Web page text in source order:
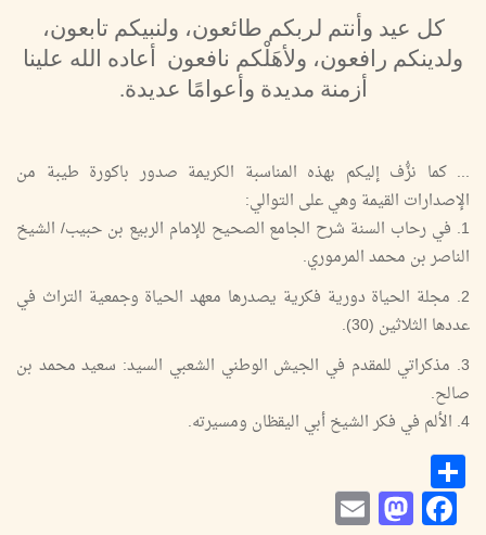
كل عيد وأنتم لربكم طائعون، ولنبيكم تابعون،
ولدينكم رافعون، ولأهَلْكم نافعون أعاده الله علينا
أزمنة مديدة وأعوامًا عديدة.
... كما نزُّف إليكم بهذه المناسبة الكريمة صدور باكورة طيبة من
الإصدارات القيمة وهي على التوالي:
1. في رحاب السنة شرح الجامع الصحيح للإمام الربيع بن حبيب/ الشيخ
الناصر بن محمد المرموري.
2. مجلة الحياة دورية فكرية يصدرها معهد الحياة وجمعية التراث في
عددها الثلاثين (30).
3. مذكراتي للمقدم في الجيش الوطني الشعبي السيد: سعيد محمد بن
صالح.
4. الألم في فكر الشيخ أبي اليقظان ومسيرته.
Facebook
Mastodon